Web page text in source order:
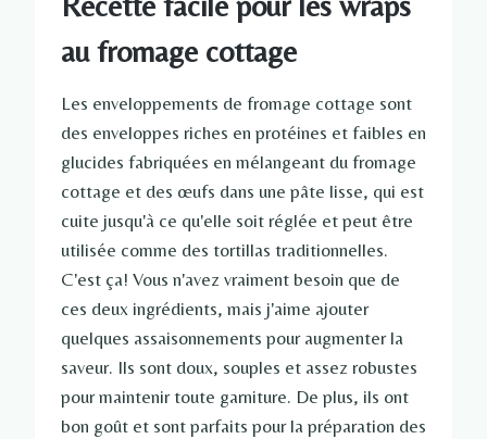
au fromage cottage
Les enveloppements de fromage cottage sont
des enveloppes riches en protéines et faibles en
glucides fabriquées en mélangeant du fromage
cottage et des œufs dans une pâte lisse, qui est
cuite jusqu'à ce qu'elle soit réglée et peut être
utilisée comme des tortillas traditionnelles.
C'est ça! Vous n'avez vraiment besoin que de
ces deux ingrédients, mais j'aime ajouter
quelques assaisonnements pour augmenter la
saveur. Ils sont doux, souples et assez robustes
pour maintenir toute garniture. De plus, ils ont
bon goût et sont parfaits pour la préparation des